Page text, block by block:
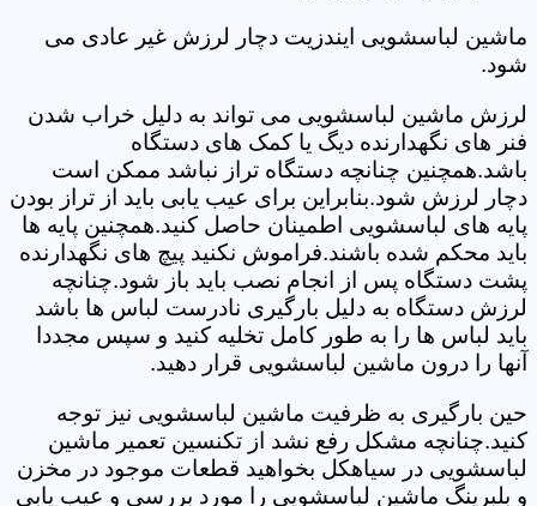
ماشین لباسشویی ایندزیت دچار لرزش غیر عادی می
شود.
لرزش ماشین لباسشویی می تواند به دلیل خراب شدن
فنر های نگهدارنده دیگ یا کمک های دستگاه
باشد.همچنین چنانچه دستگاه تراز نباشد ممکن است
دچار لرزش شود.بنابراین برای عیب یابی باید از تراز بودن
پایه های لباسشویی اطمینان حاصل کنید.همچنین پایه ها
باید محکم شده باشند.فراموش نکنید پیچ های نگهدارنده
پشت دستگاه پس از انجام نصب باید باز شود.چنانچه
لرزش دستگاه به دلیل بارگیری نادرست لباس ها باشد
باید لباس ها را به طور کامل تخلیه کنید و سپس مجددا
آنها را درون ماشین لباسشویی قرار دهید.
حین بارگیری به ظرفیت ماشین لباسشویی نیز توجه
کنید.چنانچه مشکل رفع نشد از تکنسین تعمیر ماشین
لباسشویی در سیاهکل بخواهید قطعات موجود در مخزن
و بلبرینگ ماشین لباسشویی را مورد بررسی و عیب یابی